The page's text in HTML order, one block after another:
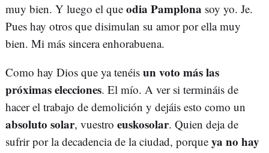
muy bien. Y luego el que odia Pamplona soy yo. Je.
Pues hay otros que disimulan su amor por ella muy
bien. Mi más sincera enhorabuena.
Como hay Dios que ya tenéis un voto más las
próximas elecciones. El mío. A ver si termináis de
hacer el trabajo de demolición y dejáis esto como un
absoluto solar, vuestro euskosolar. Quien deja de
sufrir por la decadencia de la ciudad, porque ya no hay